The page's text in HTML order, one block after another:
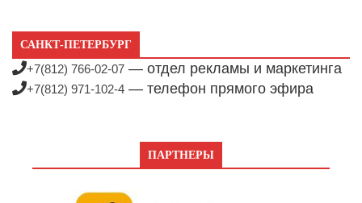
САНКТ-ПЕТЕРБУРГ
+7(812) 766-02-07 — отдел рекламы и маркетинга
+7(812) 971-102-4 — телефон прямого эфира
ПАРТНЕРЫ